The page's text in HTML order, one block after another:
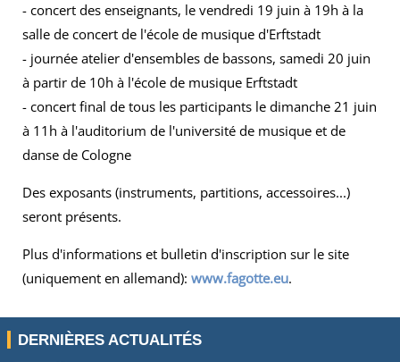
- concert des enseignants, le vendredi 19 juin à 19h à la
salle de concert de l'école de musique d'Erftstadt
- journée atelier d'ensembles de bassons, samedi 20 juin
à partir de 10h à l'école de musique Erftstadt
- concert final de tous les participants le dimanche 21 juin
à 11h à l'auditorium de l'université de musique et de
danse de Cologne
Des exposants (instruments, partitions, accessoires...)
seront présents.
Plus d'informations et bulletin d'inscription sur le site
(uniquement en allemand): www.fagotte.eu.
DERNIÈRES ACTUALITÉS